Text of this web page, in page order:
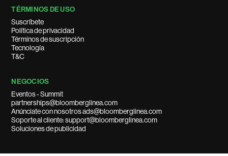
TÉRMINOS DE USO
Suscríbete
Política de privacidad
Términos de suscripción
Tecnología
T&C
NEGOCIOS
Eventos - Summit
partnerships@bloomberglinea.com
Anúnciate con nosotros ads@bloomberglinea.com
Soporte al cliente: support@bloomberglinea.com
Soluciones de publicidad